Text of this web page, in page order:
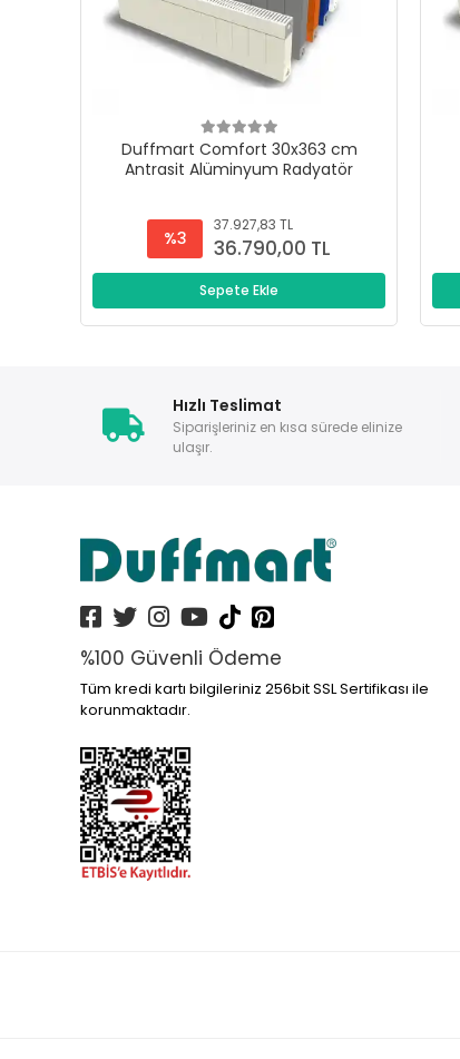
Duffmart Comfort 30x363 cm
Antrasit Alüminyum Radyatör
%3
37.927,83 TL
36.790,00 TL
Sepete Ekle
Hızlı Teslimat
Siparişleriniz en kısa sürede elinize
ulaşır.
%100 Güvenli Ödeme
Tüm kredi kartı bilgileriniz 256bit SSL Sertifikası ile
korunmaktadır.